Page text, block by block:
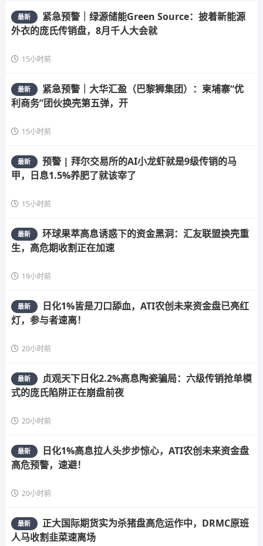
最新
紧急预警｜绿源储能Green Source：披着新能源
外衣的庞氏传销盘，8月千人大会就
15小时前
最新
紧急预警｜大华汇盈（巴黎狮集团）：柬埔寨“优
利商务”团伙换壳第五弹，开
15小时前
最新
预警 | 拜尔交易所的AI小龙虾就是9级传销的马
甲，日息1.5%养肥了就该宰了
15小时前
最新
环球果萃高息诱惑下的资金黑洞：汇友联盟换壳重
生，高危期收割正在加速
19小时前
最新
日化1%皆是刀口舔血，ATI农创未来资金盘已亮红
灯，参与者速离！
20小时前
最新
贞观天下日化2.2%高息陶瓷骗局：六级传销抢单模
式的庞氏陷阱正在崩盘前夜
20小时前
最新
日化1%高息拉人头步步惊心，ATI农创未来资金盘
高危预警，速避！
20小时前
最新
正大国际期货实为杀猪盘高危运作中，DRMC原班
人马收割韭菜速离场